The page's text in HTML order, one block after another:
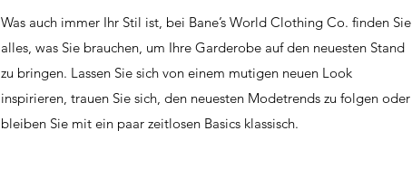
Was auch immer Ihr Stil ist, bei Bane’s World Clothing Co. finden Sie
alles, was Sie brauchen, um Ihre Garderobe auf den neuesten Stand
zu bringen. Lassen Sie sich von einem mutigen neuen Look
inspirieren, trauen Sie sich, den neuesten Modetrends zu folgen oder
bleiben Sie mit ein paar zeitlosen Basics klassisch.